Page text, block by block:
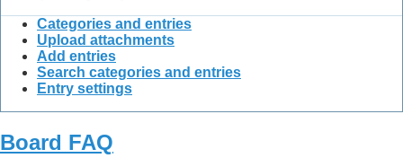
Categories and entries
Upload attachments
Add entries
Search categories and entries
Entry settings
Board FAQ